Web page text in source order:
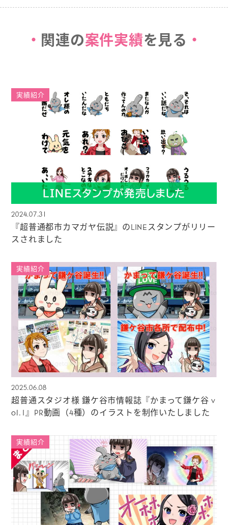
関連の案件実績を見る
実績紹介
2024.07.31
『超普通都市カマガヤ伝説』のLINEスタンプがリリー
スされました
実績紹介
2025.06.08
超普通スタジオ様 鎌ケ谷市情報誌『かまって鎌ケ谷 v
ol.1』PR動画（4種）のイラストを制作いたしました
実績紹介